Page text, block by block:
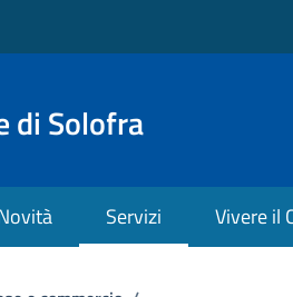
di Solofra
Servizi Vivere il